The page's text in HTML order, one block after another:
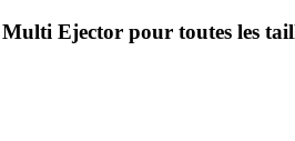
Ejector pour toutes les